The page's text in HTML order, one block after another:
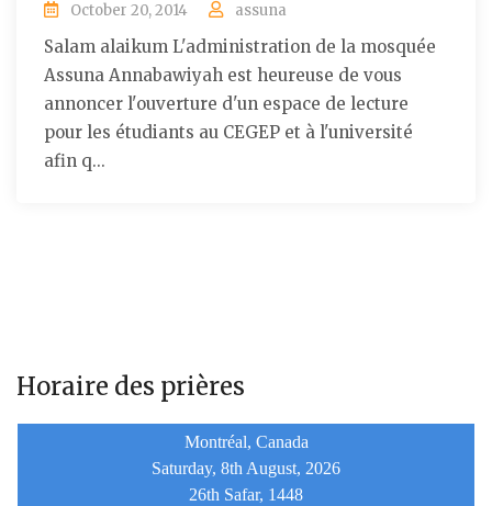
October 20, 2014 assuna
Salam alaikum L'administration de la mosquée
Assuna Annabawiyah est heureuse de vous
annoncer l'ouverture d'un espace de lecture
pour les étudiants au CEGEP et à l'université
afin q...
Horaire des prières
Montréal, Canada
Saturday, 8th August, 2026
26th Safar, 1448